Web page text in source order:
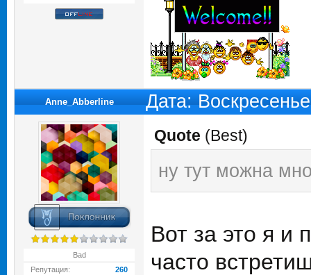
Anne_Abberline Дата:
Bad
Репутация:
260
Quote (Best)
ну тут можна
Вот за это я и
часто